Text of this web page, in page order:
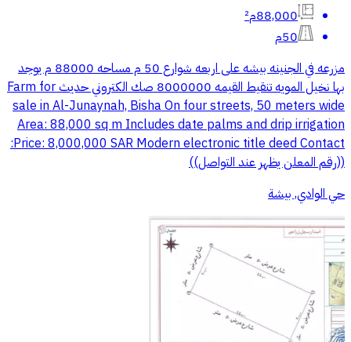
88,000م²
50م
مزرعه في الجنينه بيشه على اربعه شوارع 50 م مساحه 88000 م يوجد
بها نخيل المويه تنقيط القيمه 8000000 صك الكتروني حديث Farm for
sale in Al-Junaynah, Bisha On four streets, 50 meters wide
Area: 88,000 sq m Includes date palms and drip irrigation
Price: 8,000,000 SAR Modern electronic title deed Contact:
((رقم المعلن يظهر عند التواصل))
حي الوادي, بيشة